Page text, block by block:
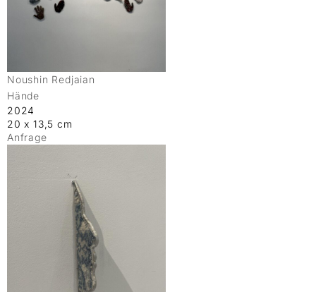
Noushin Redjaian
Hände
2024
20 x 13,5 cm
Anfrage